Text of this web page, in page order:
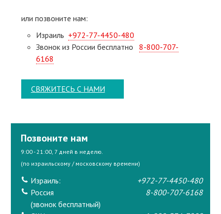
или позвоните нам:
Израиль +972-77-4450-480
Звонок из России бесплатно 8-800-707-
6168
СВЯЖИТЕСЬ С НАМИ
Позвоните нам
9:00 - 21:00, 7 дней в неделю.
(по израильскому / московскому времени)
Израиль:
+972-77-4450-480
Россия
(звонок бесплатный)
8-800-707-6168